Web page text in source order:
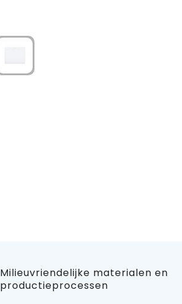
Milieuvriendelijke materialen en
productieprocessen